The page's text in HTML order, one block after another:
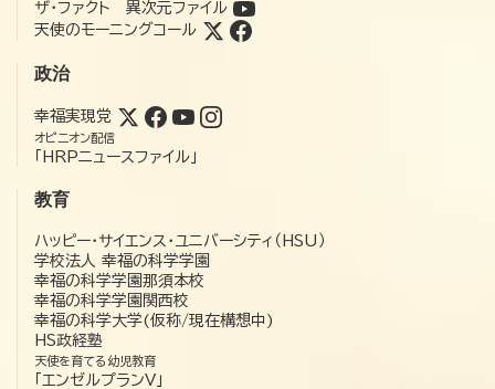
ザ・ファクト 異次元ファイル
天使のモーニングコール
政治
幸福実現党
オピニオン配信
「HRPニュースファイル」
教育
ハッピー・サイエンス・ユニバーシティ（HSU）
学校法人 幸福の科学学園
幸福の科学学園那須本校
幸福の科学学園関西校
幸福の科学大学(仮称/現在構想中)
HS政経塾
天使を育てる幼児教育
「エンゼルプランV」